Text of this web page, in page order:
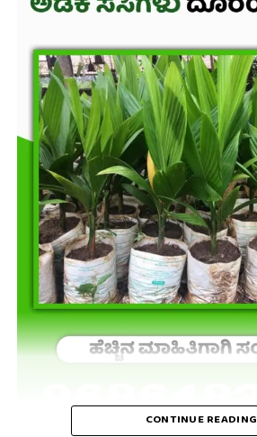
CONTINUE READING